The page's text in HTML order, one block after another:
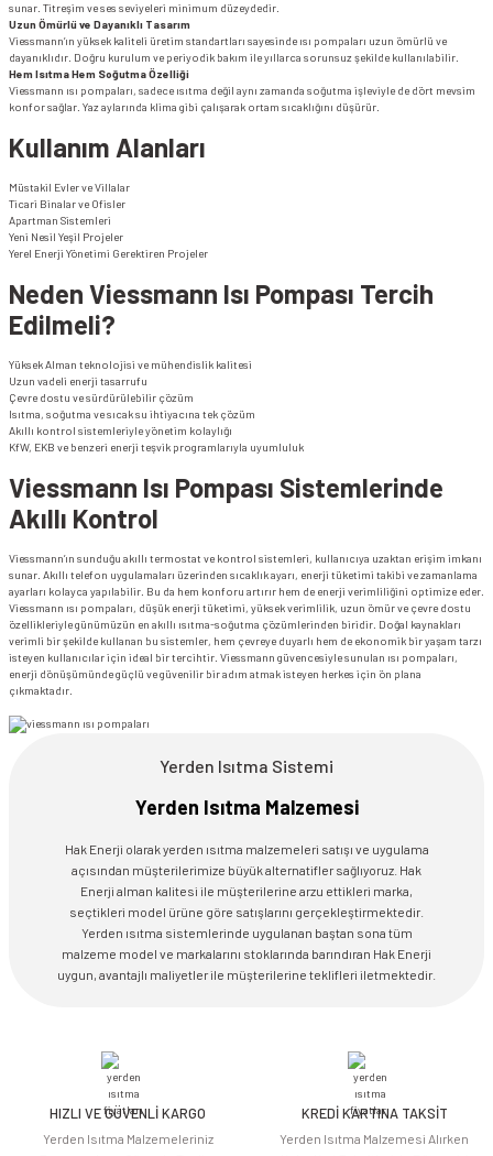
sunar. Titreşim ve ses seviyeleri minimum düzeydedir.
Uzun Ömürlü ve Dayanıklı Tasarım
Viessmann’ın yüksek kaliteli üretim standartları sayesinde ısı pompaları uzun ömürlü ve
dayanıklıdır. Doğru kurulum ve periyodik bakım ile yıllarca sorunsuz şekilde kullanılabilir.
Hem Isıtma Hem Soğutma Özelliği
Viessmann ısı pompaları, sadece ısıtma değil aynı zamanda soğutma işleviyle de dört mevsim
konfor sağlar. Yaz aylarında klima gibi çalışarak ortam sıcaklığını düşürür.
Kullanım Alanları
Müstakil Evler ve Villalar
Ticari Binalar ve Ofisler
Apartman Sistemleri
Yeni Nesil Yeşil Projeler
Yerel Enerji Yönetimi Gerektiren Projeler
Neden Viessmann Isı Pompası Tercih
Edilmeli?
Yüksek Alman teknolojisi ve mühendislik kalitesi
Uzun vadeli enerji tasarrufu
Çevre dostu ve sürdürülebilir çözüm
Isıtma, soğutma ve sıcak su ihtiyacına tek çözüm
Akıllı kontrol sistemleriyle yönetim kolaylığı
KfW, EKB ve benzeri enerji teşvik programlarıyla uyumluluk
Viessmann Isı Pompası Sistemlerinde
Akıllı Kontrol
Viessmann’ın sunduğu akıllı termostat ve kontrol sistemleri, kullanıcıya uzaktan erişim imkanı
sunar. Akıllı telefon uygulamaları üzerinden sıcaklık ayarı, enerji tüketimi takibi ve zamanlama
ayarları kolayca yapılabilir. Bu da hem konforu artırır hem de enerji verimliliğini optimize eder.
Viessmann ısı pompaları, düşük enerji tüketimi, yüksek verimlilik, uzun ömür ve çevre dostu
özellikleriyle günümüzün en akıllı ısıtma-soğutma çözümlerinden biridir. Doğal kaynakları
verimli bir şekilde kullanan bu sistemler, hem çevreye duyarlı hem de ekonomik bir yaşam tarzı
isteyen kullanıcılar için ideal bir tercihtir. Viessmann güvencesiyle sunulan ısı pompaları,
enerji dönüşümünde güçlü ve güvenilir bir adım atmak isteyen herkes için ön plana
çıkmaktadır.
Yerden Isıtma Sistemi
Yerden Isıtma Malzemesi
Hak Enerji olarak yerden ısıtma malzemeleri satışı ve uygulama
açısından müşterilerimize büyük alternatifler sağlıyoruz. Hak
Enerji alman kalitesi ile müşterilerine arzu ettikleri marka,
seçtikleri model ürüne göre satışlarını gerçekleştirmektedir.
Yerden ısıtma sistemlerinde uygulanan baştan sona tüm
malzeme model ve markalarını stoklarında barındıran Hak Enerji
uygun, avantajlı maliyetler ile müşterilerine teklifleri iletmektedir.
HIZLI VE GÜVENLİ KARGO
Yerden Isıtma Malzemeleriniz
KREDİ KARTINA TAKSİT
Yerden Isıtma Malzemesi Alırken